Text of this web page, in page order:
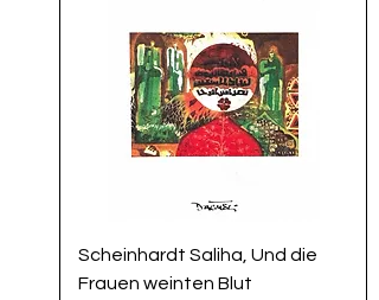
Scheinhardt Saliha, Und die
Frauen weinten Blut